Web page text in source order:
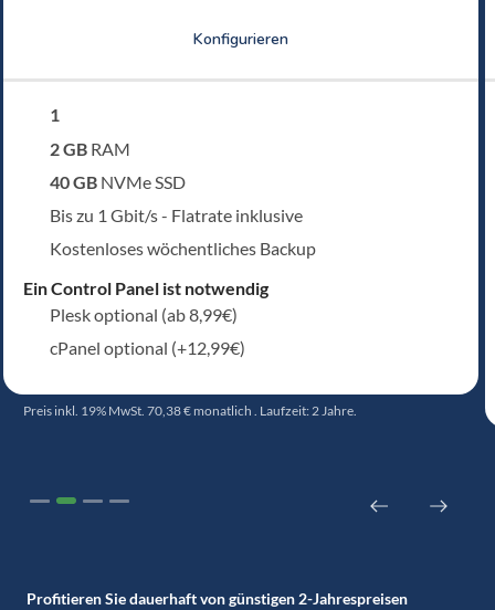
Konfigurieren
1
2 GB RAM
40 GB NVMe SSD
Bis zu 1 Gbit/s - Flatrate inklusive
Kostenloses wöchentliches Backup
Ein Control Panel ist notwendig
Plesk optional (ab 8,99€)
cPanel optional (+12,99€)
Preis inkl. 19% MwSt. 70,38 € monatlich . Laufzeit: 2 Jahre.
Profitieren Sie dauerhaft von günstigen 2-Jahrespreisen